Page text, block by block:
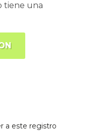
tiene una
a este registro